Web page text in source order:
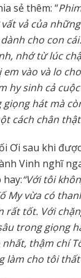
sẻ thêm: “
vả của
cho con
nhớ từ lúc
vào và lo
hy sinh cả
giọng hát mà
cách chân
Ơi sau khi
Vinh nghĩ
hay:“Với tôi
My vừa có
tốt. Với
trong giọng
thậm chí
làm cho tôi